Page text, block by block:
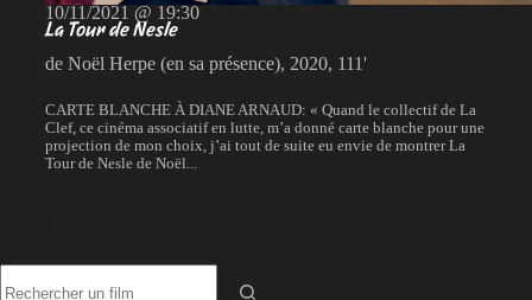
10/11/2021 @ 19:30
La Tour de Nesle
de Noël Herpe (en sa présence), 2020, 111'
CARTE BLANCHE À DIANE ARNAUD: « Quand le collectif de La
Clef, ce cinéma associatif en lutte, m’a donné carte blanche pour une
projection de mon choix, j’ai tout de suite eu envie de montrer La
Tour de Nesle de Noël...
résultat